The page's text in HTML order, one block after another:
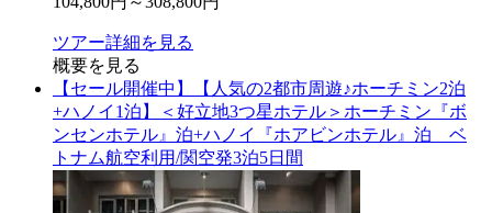
ツアー詳細を見る
概要を見る
【セール開催中】【人気の2都市周遊♪ホーチミン2泊
+ハノイ1泊】＜好立地3つ星ホテル＞ホーチミン『ボ
ンセンホテル』泊+ハノイ『ホアビンホテル』泊 ベ
トナム航空利用/関空発3泊5日間